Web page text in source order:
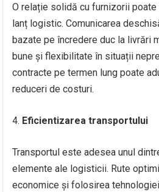
O relație solidă cu furnizorii
lanț logistic. Comunicarea
bazate pe încredere duc la livrări
bune și flexibilitate în situații
contracte pe termen lung poate
reduceri de costuri.
Eficientizarea transportului
Transportul este adesea unul
elemente ale logisticii. Rute
economice și folosirea